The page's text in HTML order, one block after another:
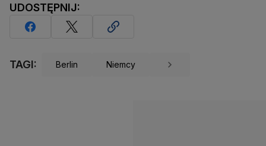
UDOSTĘPNIJ:
TAGI: Berlin Niemcy